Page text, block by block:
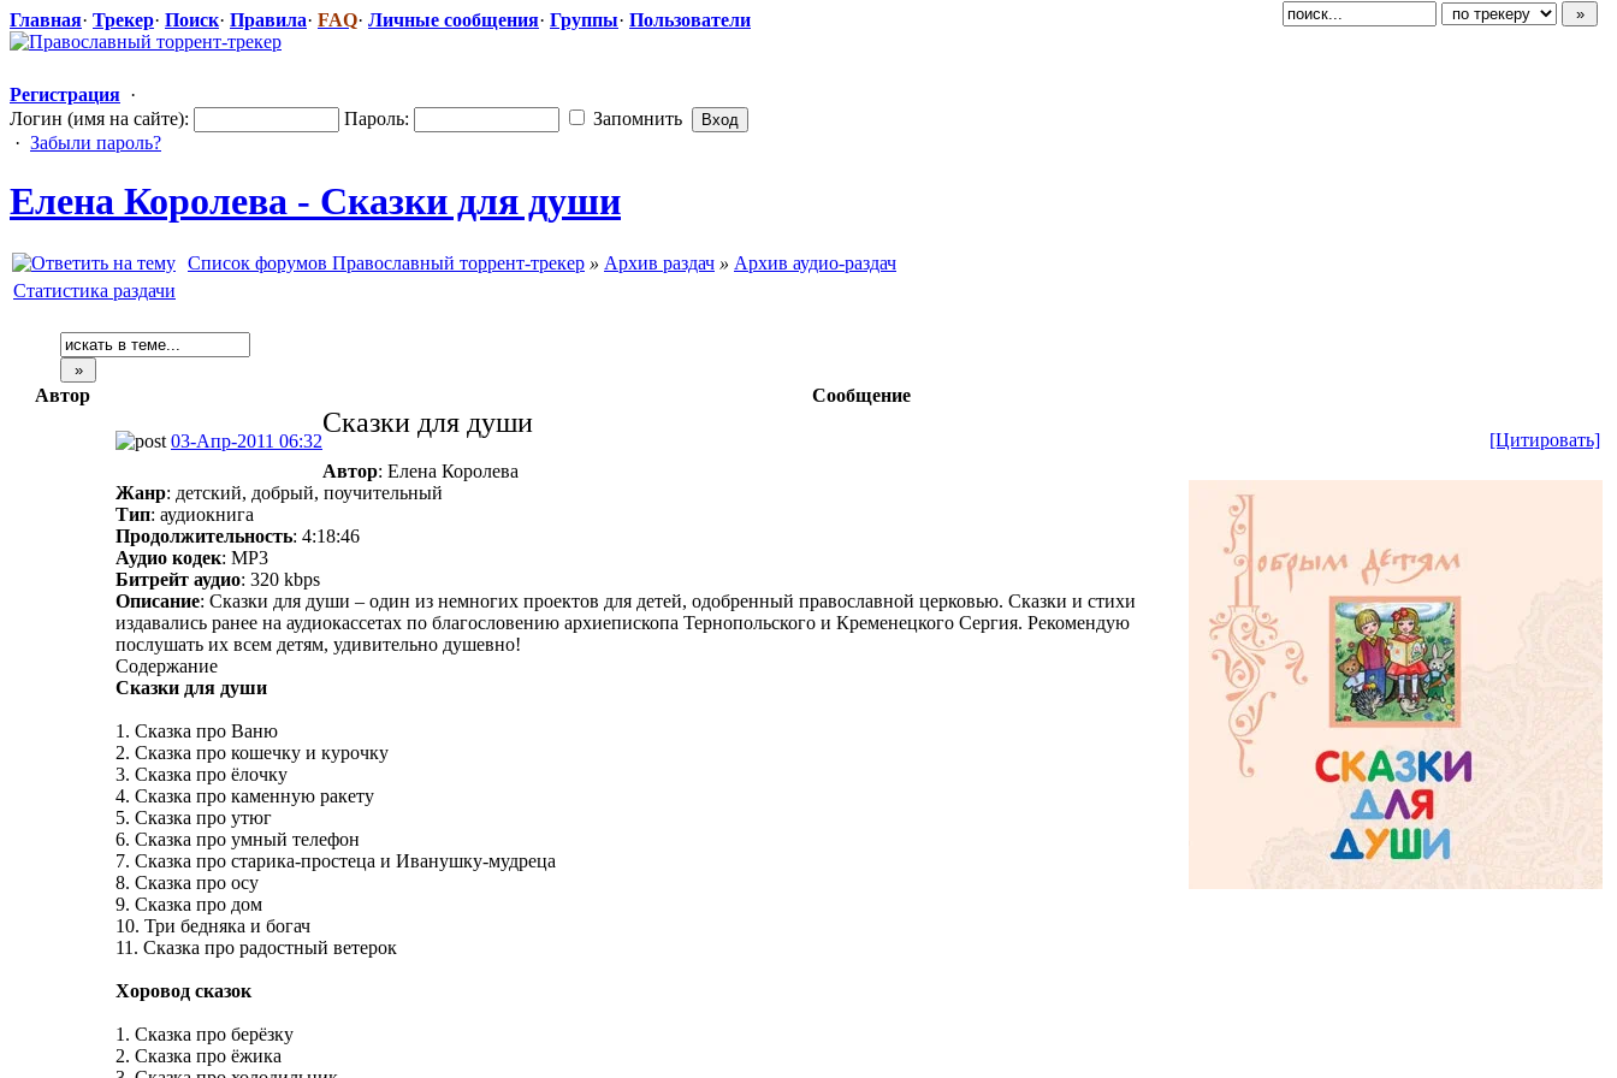
Главная· Трекер· Поиск· Правила· FAQ· Личные сообщения· Группы· Пользователи
Регистрация ·
Логин (имя на сайте):
Пароль:
Запомнить
· Забыли пароль?
Елена Королева - Сказки для души
Список форумов Православный торрент-трекер » Архив раздач » Архив аудио-раздач
Статистика раздачи
Автор Сообщение
03-Апр-2011 06:32 [Цитировать]
Сказки для души
Автор: Елена Королева
Жанр: детский, добрый, поучительный
Тип: аудиокнига
Продолжительность: 4:18:46
Аудио кодек: MP3
Битрейт аудио: 320 kbps
Описание: Сказки для души – один из немногих проектов для детей, одобренный православной церковью. Сказки и стихи
издавались ранее на аудиокассетах по благословению архиепископа Тернопольского и Кременецкого Сергия. Рекомендую
послушать их всем детям, удивительно душевно!
Содержание
Сказки для души
1. Сказка про Ваню
2. Сказка про кошечку и курочку
3. Сказка про ёлочку
4. Сказка про каменную ракету
5. Сказка про утюг
6. Сказка про умный телефон
7. Сказка про старика-простеца и Иванушку-мудреца
8. Сказка про осу
9. Сказка про дом
10. Три бедняка и богач
11. Сказка про радостный ветерок
Хоровод сказок
1. Сказка про берёзку
2. Сказка про ёжика